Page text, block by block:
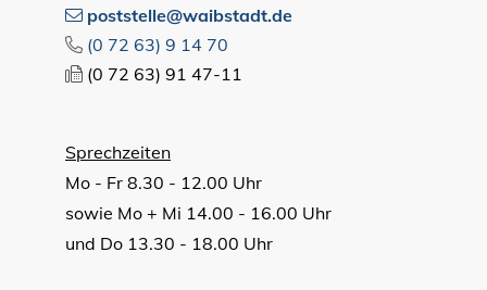
poststelle@waibstadt.de
(0 72 63) 9 14 70
(0 72 63) 91 47-11
Sprechzeiten
Mo - Fr 8.30 - 12.00 Uhr
sowie Mo + Mi 14.00 - 16.00 Uhr
und Do 13.30 - 18.00 Uhr